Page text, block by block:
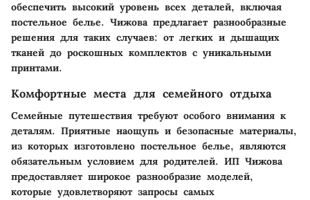
обеспечить высокий уровень всех деталей, включая
постельное белье. Чижова предлагает разнообразные
решения для таких случаев: от легких и дышащих
тканей до роскошных комплектов с уникальными
принтами.
Комфортные места для семейного отдыха
Семейные путешествия требуют особого внимания к
деталям. Приятные наощупь и безопасные материалы,
из которых изготовлено постельное белье, являются
обязательным условием для родителей. ИП Чижова
предоставляет широкое разнообразие моделей,
которые удовлетворяют запросы самых